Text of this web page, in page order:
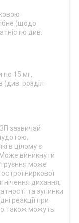
(щодо
див.
15 мг,
(див. розділ
зазвичай
в цілому є
Може виникнути
може
ниркової
дихання,
та зупинки
реакції при
також можуть